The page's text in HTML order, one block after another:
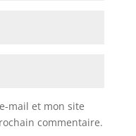
mail et mon site
commentaire.